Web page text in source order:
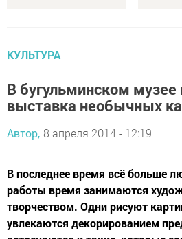
КУЛЬТУРА
В бугульминском музее
выставка необычных
Автор, 8 апреля 2014 - 12:19
В последнее время всё больше
работы время занимаются
творчеством. Одни рисуют
увлекаются декорированием